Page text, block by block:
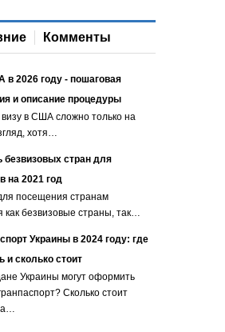
Комменты
в 2026 году - пошаговая
и описание процедуры
визу в США сложно только на
хотя…
безвизовых стран для
на 2021 год
посещения странам
как безвизовые страны, так…
Украины в 2024 году: где
и сколько стоит
Украины могут оформить
Сколько стоит